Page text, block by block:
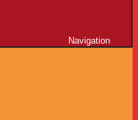
Navigation